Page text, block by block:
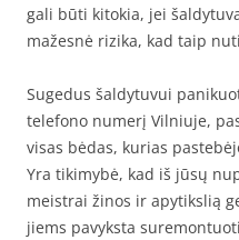
gali būti kitokia, jei
mažesnė rizika, kad taip
Sugedus šaldytuvui
telefono numerį Vilniuje,
visas bėdas, kurias
Yra tikimybė, kad iš jūsų
meistrai žinos ir apytikslią
jiems pavyksta